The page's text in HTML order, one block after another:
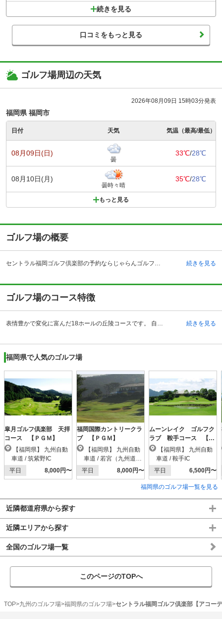
続きを見る
口コミをもっと見る
ゴルフ場周辺の天気
2026年08月09日 15時03分発表
福岡県 福岡市
日付 天気 気温（最高/最低）
08月09日(日)
曇
33℃/28℃
08月10日(月)
曇時々晴
35℃/28℃
もっと見る
ゴルフ場の概要
セントラル福岡ゴルフ倶楽部の予約ならじゃらんゴルフ。カートの有無や利用税、キャンセル料、ナイター設備、駐車場などのコース情報はもちろん、口コミ、フォトギャラリーなどコースの難易度や攻略に役立つ情報充実、予約する度にポイントが貯まるのでお得にゴルフをお楽しみ頂けます。 福岡県筑紫野市のセントラル福岡ゴルフ倶楽部は、筑紫野インターチェンジから車で約23分、朝倉街道駅からタクシーで約20分の場所にあるゴルフ場です。福岡市からのアクセスも良好で、佐賀県などにも近いことから近隣県からもゴルファーがたくさん訪れます。ボン・ヘギー＆ブルース・デブリン氏の設計により、昭和50年に開場した長い歴史をもちます。クラブハウスはグレーの屋根をもつオーソドックスな佇まい。中に足を踏み入れると絨毯が敷かれた、リッチな空間が広がります。ロビーはピンク色のあたたかみのあるインテリアが特長。広々としており、これからはじまるゴルフの高揚感をさらに高ぶらせます。レストランはグリーンを基調としたさわやかなインテリアでゴルフライフの食の楽しみを満喫できます。 続きを見る
ゴルフ場のコース特徴
表情豊かで変化に富んだ18ホールの丘陵コースです。 自然を壊すことなく巧みに取り入れたレイアウトで、コース内には杉や桜などの樹木が多く残されています。平成３年のOUTコースの大改造を行ったうえ、平成８年に４番ホールの改造も済ませ、よりフラットで戦略性の高いコースへ生まれ変わっています。その評判は上々で、レイアウトの巧妙さでチャレンジングなコースとなっています。名物ホールは、IN16番ホール。池越えの景観の美しさと難しさが両立した面白いホールとなっています。初心者、ビジネス、カジュアルゴルフ、アスリートタイプとどのゴルファーが訪れてもそのレベルに合わせた楽しみ方とプレーを満喫することができます。 続きを見る
福岡県で人気のゴルフ場
皐月ゴルフ倶楽部 天拝
コース 【ＰＧＭ】
車道 / 筑紫野IC
平日
8,000円〜
福岡国際カントリークラ
ブ 【ＰＧＭ】
車道 / 若宮（九州道）I
C
平日 8,000円〜
ムーンレイク ゴルフク
ラブ 鞍手コース 【Ｐ
ＧＭ】
車道 / 鞍手IC
平日
6,500円〜
福岡県のゴルフ場一覧を見る
近隣都道府県から探す
近隣エリアから探す
全国のゴルフ場一覧
このページのTOPへ
TOP 九州のゴルフ場 福岡県のゴルフ場 セントラル福岡ゴルフ倶楽部【アコー